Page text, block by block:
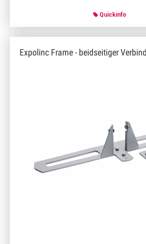
Quickinfo
Expolinc Frame - beidseitiger